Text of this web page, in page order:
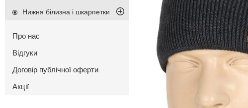
Нижня білизна і шкарпетки
Про нас
Відгуки
Договір публічної оферти
Акції